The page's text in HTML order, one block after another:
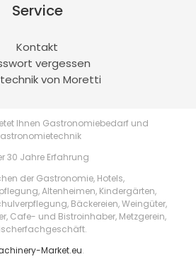
Service
Kontakt
vergessen
von Moretti
Ihnen Gastronomiebedarf und
30 Jahre Erfahrung
der Gastronomie, Hotels,
Altenheimen, Kindergärten,
Bäckereien, Weingüter,
Cafe- und Bistroinhaber, Metzgerein,
Market.eu.